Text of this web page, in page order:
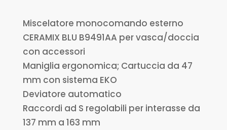
Miscelatore monocomando esterno
CERAMIX BLU B9491AA per vasca/doccia
con accessori
Maniglia ergonomica; Cartuccia da 47
mm con sistema EKO
Deviatore automatico
Raccordi ad S regolabili per interasse da
137 mm a 163 mm